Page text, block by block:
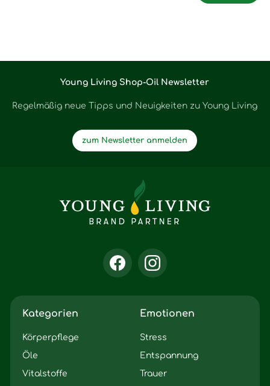
Young Living Shop-Oil Newsletter
Regelmäßig neue Tipps und Neuigkeiten zu Young Living
zum Newsletter anmelden
Kategorien
Körperpflege
Öle
Vitalstoffe
Emotionen
Stress
Entspannung
Trauer